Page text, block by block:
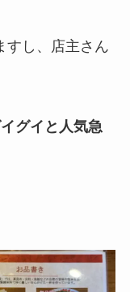
すし、店主さん
グイと人気急